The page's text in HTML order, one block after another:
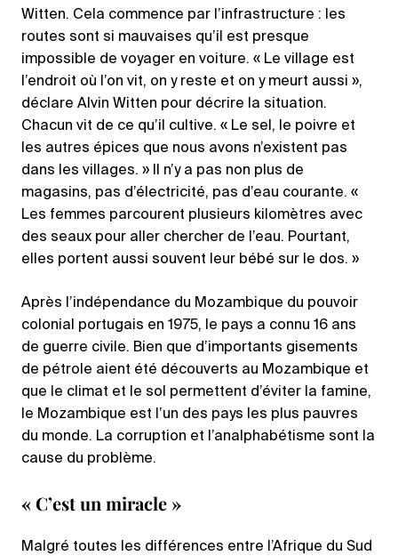
Witten. Cela commence par l’infrastructure : les
routes sont si mauvaises qu’il est presque
impossible de voyager en voiture. « Le village est
l’endroit où l’on vit, on y reste et on y meurt aussi »,
déclare Alvin Witten pour décrire la situation.
Chacun vit de ce qu’il cultive. « Le sel, le poivre et
les autres épices que nous avons n’existent pas
dans les villages. » Il n’y a pas non plus de
magasins, pas d’électricité, pas d’eau courante. «
Les femmes parcourent plusieurs kilomètres avec
des seaux pour aller chercher de l’eau. Pourtant,
elles portent aussi souvent leur bébé sur le dos. »
Après l’indépendance du Mozambique du pouvoir
colonial portugais en 1975, le pays a connu 16 ans
de guerre civile. Bien que d’importants gisements
de pétrole aient été découverts au Mozambique et
que le climat et le sol permettent d’éviter la famine,
le Mozambique est l’un des pays les plus pauvres
du monde. La corruption et l’analphabétisme sont la
cause du problème.
« C’est un miracle »
Malgré toutes les différences entre l’Afrique du Sud